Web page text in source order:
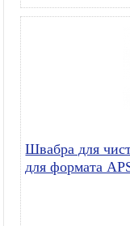
Швабра для
для формата